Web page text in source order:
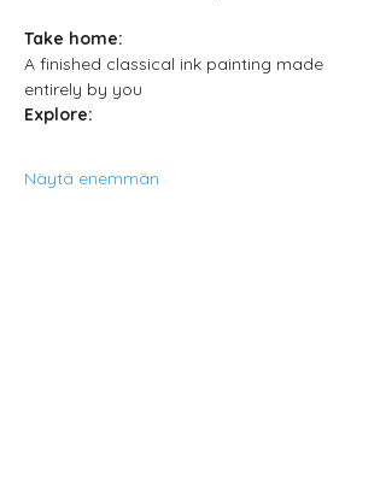
Take home:
A finished classical ink painting made
entirely by you
Explore:
Näytä enemmän